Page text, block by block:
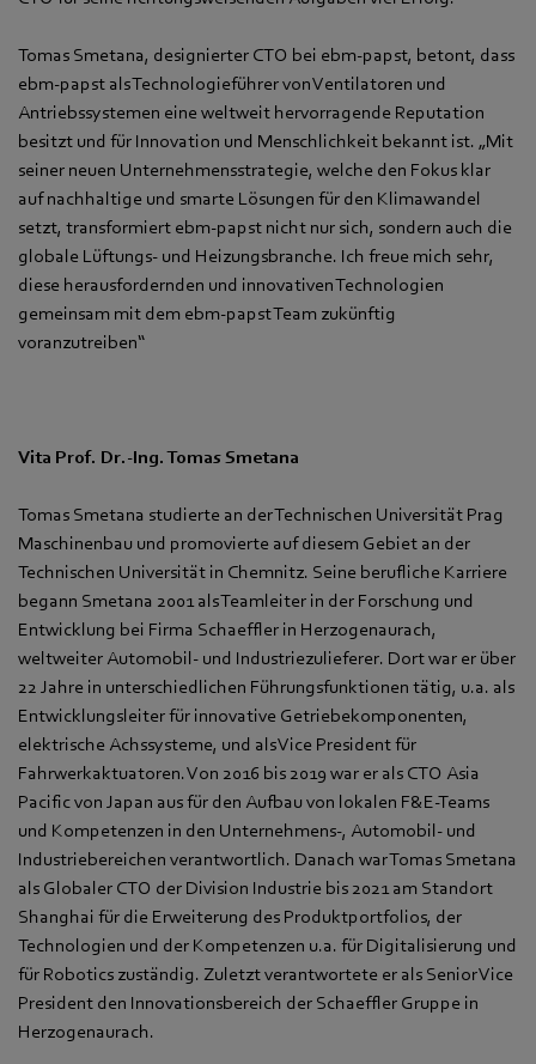
Tomas Smetana, designierter CTO bei ebm‑papst, betont, dass
ebm‑papst als Technologieführer von Ventilatoren und
Antriebssystemen eine weltweit hervorragende Reputation
besitzt und für Innovation und Menschlichkeit bekannt ist. „Mit
seiner neuen Unternehmensstrategie, welche den Fokus klar
auf nachhaltige und smarte Lösungen für den Klimawandel
setzt, transformiert ebm‑papst nicht nur sich, sondern auch die
globale Lüftungs- und Heizungsbranche. Ich freue mich sehr,
diese herausfordernden und innovativen Technologien
gemeinsam mit dem ebm‑papst Team zukünftig
voranzutreiben“
Vita Prof. Dr.-Ing. Tomas Smetana
Tomas Smetana studierte an der Technischen Universität Prag
Maschinenbau und promovierte auf diesem Gebiet an der
Technischen Universität in Chemnitz. Seine berufliche Karriere
begann Smetana 2001 als Teamleiter in der Forschung und
Entwicklung bei Firma Schaeffler in Herzogenaurach,
weltweiter Automobil- und Industriezulieferer. Dort war er über
22 Jahre in unterschiedlichen Führungsfunktionen tätig, u.a. als
Entwicklungsleiter für innovative Getriebekomponenten,
elektrische Achssysteme, und als Vice President für
Fahrwerkaktuatoren. Von 2016 bis 2019 war er als CTO Asia
Pacific von Japan aus für den Aufbau von lokalen F&E-Teams
und Kompetenzen in den Unternehmens-, Automobil- und
Industriebereichen verantwortlich. Danach war Tomas Smetana
als Globaler CTO der Division Industrie bis 2021 am Standort
Shanghai für die Erweiterung des Produktportfolios, der
Technologien und der Kompetenzen u.a. für Digitalisierung und
für Robotics zuständig. Zuletzt verantwortete er als Senior Vice
President den Innovationsbereich der Schaeffler Gruppe in
Herzogenaurach.